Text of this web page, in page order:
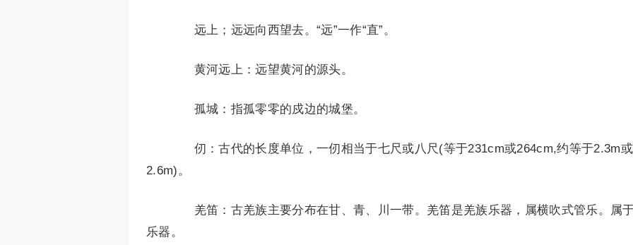
远上；远远向西望去。“远”一作“直”。
黄河远上：远望黄河的源头。
孤城：指孤零零的戍边的城堡。
仞：古代的长度单位，一仞相当于七尺或八尺(等于231cm或264cm,约等于2.3m或
2.6m)。
羌笛：古羌族主要分布在甘、青、川一带。羌笛是羌族乐器，属横吹式管乐。属
乐器。